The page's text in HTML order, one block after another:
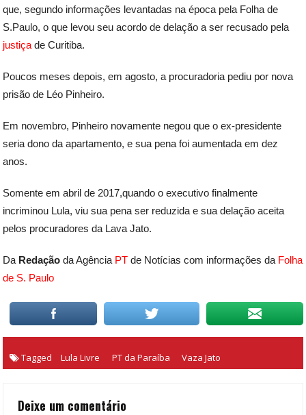
que, segundo informações levantadas na época pela Folha de
S.Paulo, o que levou seu acordo de delação a ser recusado pela
justiça de Curitiba.
Poucos meses depois, em agosto, a procuradoria pediu por nova
prisão de Léo Pinheiro.
Em novembro, Pinheiro novamente negou que o ex-presidente
seria dono da apartamento, e sua pena foi aumentada em dez
anos.
Somente em abril de 2017,quando o executivo finalmente
incriminou Lula, viu sua pena ser reduzida e sua delação aceita
pelos procuradores da Lava Jato.
Da Redação da Agência PT de Notícias com informações da Folha
de S. Paulo
Tagged Lula Livre PT da Paraíba Vaza Jato
Deixe um comentário